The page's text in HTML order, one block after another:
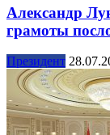
Александр
грамоты
Президент